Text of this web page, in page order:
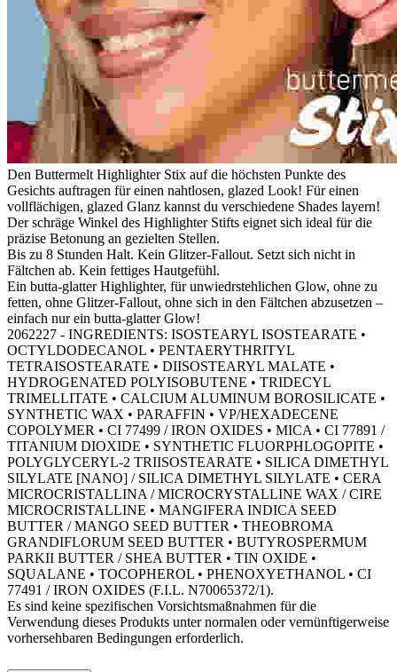
Den Buttermelt Highlighter Stix auf die höchsten Punkte des
Gesichts auftragen für einen nahtlosen, glazed Look! Für einen
vollflächigen, glazed Glanz kannst du verschiedene Shades layern!
Der schräge Winkel des Highlighter Stifts eignet sich ideal für die
präzise Betonung an gezielten Stellen.
Bis zu 8 Stunden Halt. Kein Glitzer-Fallout. Setzt sich nicht in
Fältchen ab. Kein fettiges Hautgefühl.
Ein butta-glatter Highlighter, für unwiedrstehlichen Glow, ohne zu
fetten, ohne Glitzer-Fallout, ohne sich in den Fältchen abzusetzen –
einfach nur ein butta-glatter Glow!
2062227 - INGREDIENTS: ISOSTEARYL ISOSTEARATE •
OCTYLDODECANOL • PENTAERYTHRITYL
TETRAISOSTEARATE • DIISOSTEARYL MALATE •
HYDROGENATED POLYISOBUTENE • TRIDECYL
TRIMELLITATE • CALCIUM ALUMINUM BOROSILICATE •
SYNTHETIC WAX • PARAFFIN • VP/HEXADECENE
COPOLYMER • CI 77499 / IRON OXIDES • MICA • CI 77891 /
TITANIUM DIOXIDE • SYNTHETIC FLUORPHLOGOPITE •
POLYGLYCERYL-2 TRIISOSTEARATE • SILICA DIMETHYL
SILYLATE [NANO] / SILICA DIMETHYL SILYLATE • CERA
MICROCRISTALLINA / MICROCRYSTALLINE WAX / CIRE
MICROCRISTALLINE • MANGIFERA INDICA SEED
BUTTER / MANGO SEED BUTTER • THEOBROMA
GRANDIFLORUM SEED BUTTER • BUTYROSPERMUM
PARKII BUTTER / SHEA BUTTER • TIN OXIDE •
SQUALANE • TOCOPHEROL • PHENOXYETHANOL • CI
77491 / IRON OXIDES (F.I.L. N70065372/1).
Es sind keine spezifischen Vorsichtsmaßnahmen für die
Verwendung dieses Produkts unter normalen oder vernünftigerweise
vorhersehbaren Bedingungen erforderlich.